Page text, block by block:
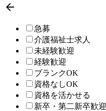

急募
介護福祉士求人
未経験歓迎
経験歓迎
ブランクOK
資格なしOK
資格を活かせる
新卒・第二新卒歓迎